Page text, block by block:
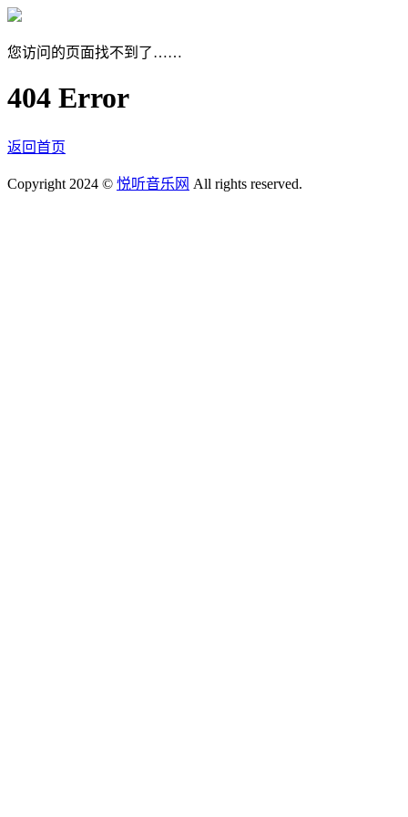
您访问的页面找不到了……
404 Error
返回首页
Copyright 2024 © 悦听音乐网 All rights reserved.